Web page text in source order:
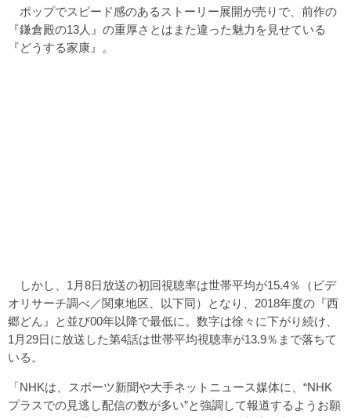
ポップでスピード感のあるストーリー展開が売りで、前作の
『鎌倉殿の13人』の重厚さとはまた違った魅力を見せている
『どうする家康』。
しかし、1月8日放送の初回視聴率は世帯平均が15.4％（ビデ
オリサーチ調べ／関東地区、以下同）となり、2018年度の『西
郷どん』と並び00年以降で最低に。数字は徐々に下がり続け、
1月29日に放送した第4話は世帯平均視聴率が13.9％まで落ちて
いる。
「NHKは、スポーツ新聞や大手ネットニュース媒体に、“NHK
プラスでの見逃し配信の数が多い”と強調して報道するようお願